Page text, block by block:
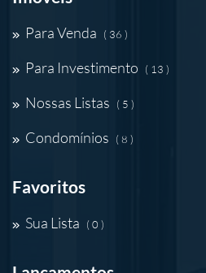
Para Venda ( 36 )
Para Investimento ( 13 )
Nossas Listas ( 5 )
Condomínios ( 8 )
Favoritos
Sua Lista ( 0 )